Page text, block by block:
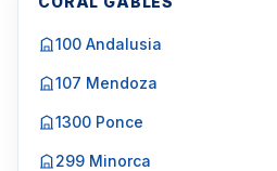
100 Andalusia
107 Mendoza
1300 Ponce
299 Minorca